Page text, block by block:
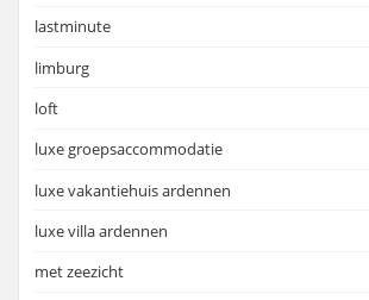
lastminute
limburg
loft
luxe groepsaccommodatie
luxe vakantiehuis ardennen
luxe villa ardennen
met zeezicht